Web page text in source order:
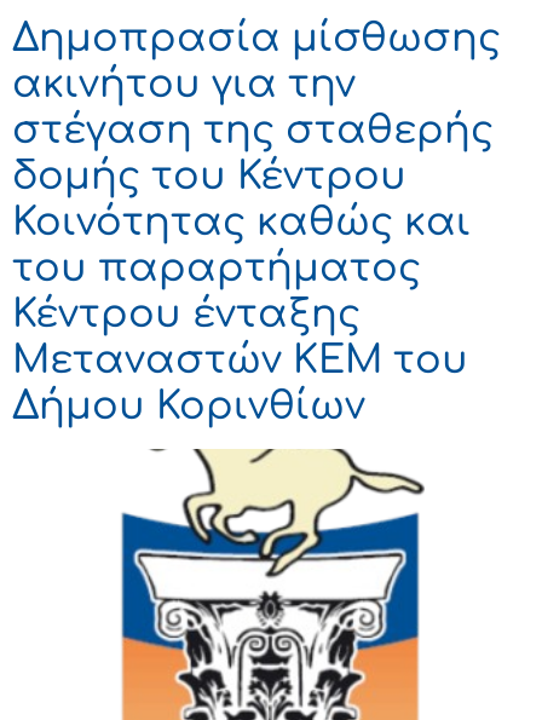
Δημοπρασία μίσθωσης
ακινήτου για την
στέγαση της σταθερής
δομής του Κέντρου
Κοινότητας καθώς και
του παραρτήματος
Κέντρου ένταξης
Μεταναστών ΚΕΜ του
Δήμου Κορινθίων